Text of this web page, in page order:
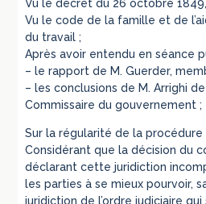
Vu le décret du 26 octobre
Vu le code de la famille et de
du travail ;
Après avoir entendu en séance
– le rapport de M. Guerder,
– les conclusions de M. Arrighi
Commissaire du gouvernement ;
Sur la régularité de la procédure
Considérant que la décision du
déclarant cette juridiction
les parties à se mieux pourvoir,
juridiction de l’ordre judiciaire